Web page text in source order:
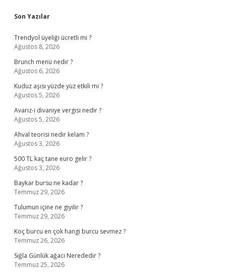
Sidebar
Son Yazılar
Trendyol üyeliği ücretli mi ?
Ağustos 8, 2026
Brunch menü nedir ?
Ağustos 6, 2026
Kuduz aşısı yüzde yüz etkili mi ?
Ağustos 5, 2026
Avarız-i divaniye vergisi nedir ?
Ağustos 5, 2026
Ahval teorisi nedir kelam ?
Ağustos 3, 2026
500 TL kaç tane euro gelir ?
Ağustos 3, 2026
Baykar bursu ne kadar ?
Temmuz 29, 2026
Tulumun içine ne giyilir ?
Temmuz 29, 2026
Koç burcu en çok hangi burcu sevmez ?
Temmuz 26, 2026
Sığla Günlük ağacı Nerededir ?
Temmuz 25, 2026